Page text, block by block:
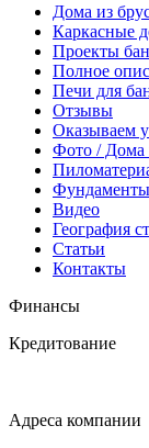
Дома из
Каркасные
Проекты
Полное
Печи для
Отзывы
Оказываем
Фото / Дома
Фундаменты
Видео
География
Статьи
Контакты
Финансы
Кредитование
Адреса компании